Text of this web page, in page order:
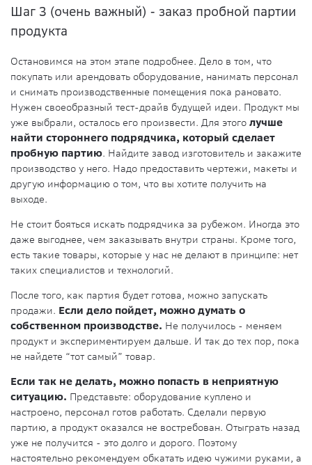
Шаг 3 (очень важный) - заказ пробной партии
продукта
Остановимся на этом этапе подробнее. Дело в том, что
покупать или арендовать оборудование, нанимать персонал
и снимать производственные помещения пока рановато.
Нужен своеобразный тест-драйв будущей идеи. Продукт мы
уже выбрали, осталось его произвести. Для этого лучше
найти стороннего подрядчика, который сделает
пробную партию. Найдите завод изготовитель и закажите
производство у него. Надо предоставить чертежи, макеты и
другую информацию о том, что вы хотите получить на
выходе.
Не стоит бояться искать подрядчика за рубежом. Иногда это
даже выгоднее, чем заказывать внутри страны. Кроме того,
есть такие товары, которые у нас не делают в принципе: нет
таких специалистов и технологий.
После того, как партия будет готова, можно запускать
продажи. Если дело пойдет, можно думать о
собственном производстве. Не получилось - меняем
продукт и экспериментируем дальше. И так до тех пор, пока
не найдете “тот самый” товар.
Если так не делать, можно попасть в неприятную
ситуацию. Представьте: оборудование куплено и
настроено, персонал готов работать. Сделали первую
партию, а продукт оказался не востребован. Отыграть назад
уже не получится - это долго и дорого. Поэтому
настоятельно рекомендуем обкатать идею чужими руками, а